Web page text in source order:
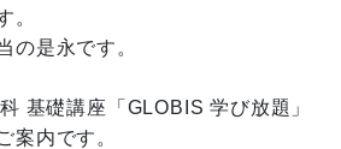
。
の是永です。
基礎講座「GLOBIS 学び放題」
案内です。